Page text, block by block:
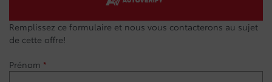
Remplissez ce formulaire et nous vous contacterons au sujet
de cette offre!
Prénom *